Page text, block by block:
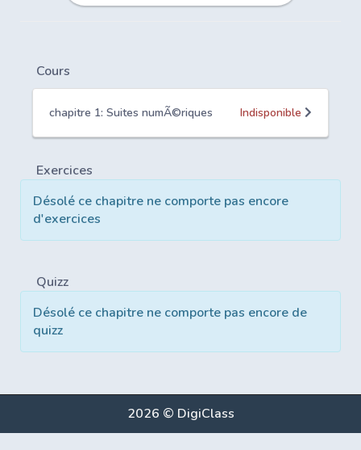
Cours
chapitre 1: Suites numÃ©riques Indisponible
Exercices
Désolé ce chapitre ne comporte pas encore
d'exercices
Quizz
Désolé ce chapitre ne comporte pas encore de
quizz
2026 © DigiClass